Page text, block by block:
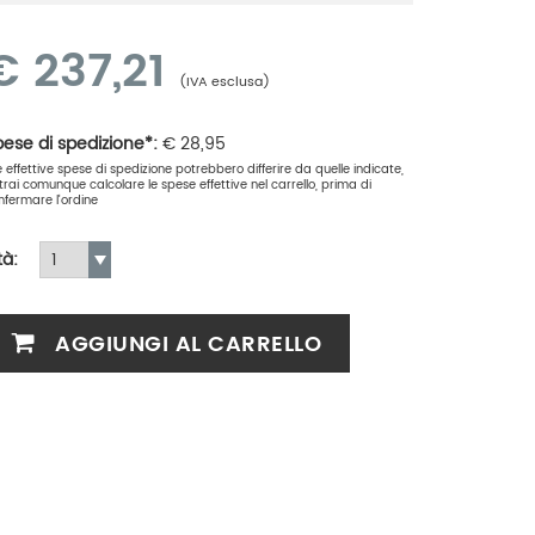
237,21 (IVA esclusa)
di spedizione*:€28,95
effettive spese di spedizione potrebbero differire da quelle indicate,
comunque calcolare le spese effettive nel carrello, prima di
l'ordine
AGGIUNGI AL CARRELLO